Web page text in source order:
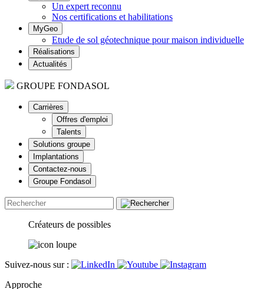
Un expert reconnu
Nos certifications et habilitations
MyGeo
Etude de sol géotechnique pour maison individuelle
Réalisations
Actualités
GROUPE FONDASOL
Carrières
Offres d'emploi
Talents
Solutions groupe
Implantations
Contactez-nous
Groupe Fondasol
Créateurs de possibles
Suivez-nous sur :
Approche